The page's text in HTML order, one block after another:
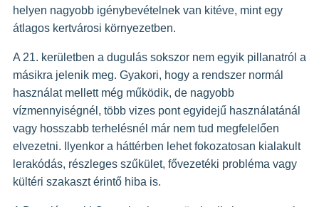
helyen nagyobb igénybevételnek van kitéve, mint egy
átlagos kertvárosi környezetben.
A 21. kerületben a dugulás sokszor nem egyik pillanatról a
másikra jelenik meg. Gyakori, hogy a rendszer normál
használat mellett még működik, de nagyobb
vízmennyiségnél, több vizes pont egyidejű használatánál
vagy hosszabb terhelésnél már nem tud megfelelően
elvezetni. Ilyenkor a háttérben lehet fokozatosan kialakult
lerakódás, részleges szűkület, fővezetéki probléma vagy
kültéri szakaszt érintő hiba is.